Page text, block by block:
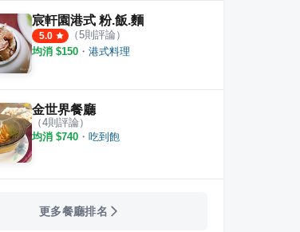
宸軒園港式 粉.飯.麵
5.0 （5則評論）
均消 $150 ・ 港式料理
金世界餐廳
（4則評論）
均消 $740 ・ 吃到飽
更多餐廳排名